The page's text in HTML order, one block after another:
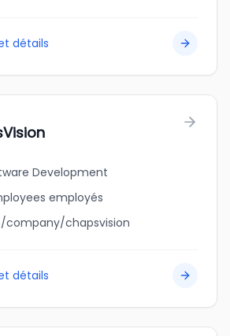
détails
Development
employés
company/chapsvision
détails